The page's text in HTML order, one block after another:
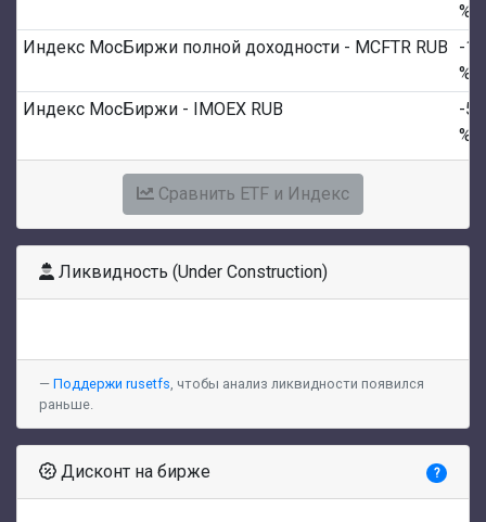
%
Индекс МосБиржи полной доходности - MCFTR RUB
-
%
Индекс МосБиржи - IMOEX RUB
-
%
Сравнить ETF и Индекс
Ликвидность (Under Construction)
Поддержи rusetfs, чтобы анализ ликвидности появился
раньше.
Дисконт на бирже ?